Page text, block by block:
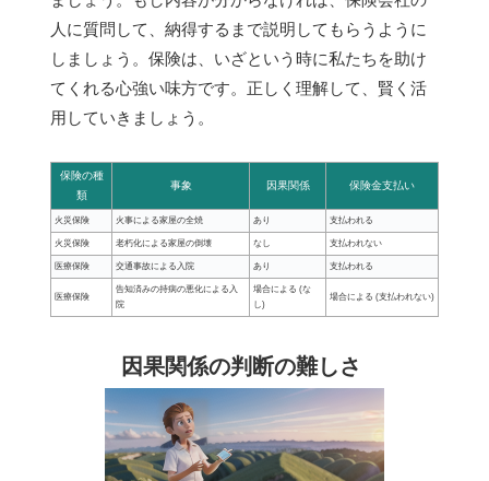
人に質問して、納得するまで説明してもらうように
しましょう。保険は、いざという時に私たちを助け
てくれる心強い味方です。正しく理解して、賢く活
用していきましょう。
保険の種
類
事象 因果関係 保険金支払い
火災保険 火事による家屋の全焼 あり 支払われる
火災保険 老朽化による家屋の倒壊 なし 支払われない
医療保険 交通事故による入院 あり 支払われる
医療保険
告知済みの持病の悪化による入
院
場合による (な
し)
場合による (支払われない)
因果関係の判断の難しさ